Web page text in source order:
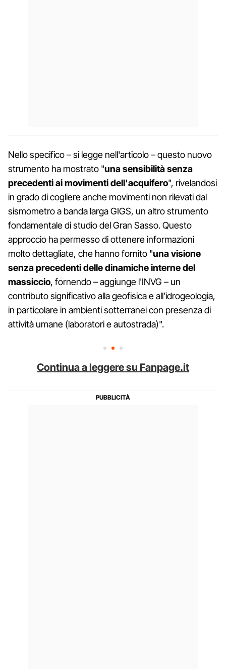
Nello specifico – si legge nell'articolo – questo nuovo
strumento ha mostrato "una sensibilità senza
precedenti ai movimenti dell'acquifero", rivelandosi
in grado di cogliere anche movimenti non rilevati dal
sismometro a banda larga GIGS, un altro strumento
fondamentale di studio del Gran Sasso. Questo
approccio ha permesso di ottenere informazioni
molto dettagliate, che hanno fornito "una visione
senza precedenti delle dinamiche interne del
massiccio, fornendo – aggiunge l'INVG – un
contributo significativo alla geofisica e all’idrogeologia,
in particolare in ambienti sotterranei con presenza di
attività umane (laboratori e autostrada)".
Continua a leggere su Fanpage.it